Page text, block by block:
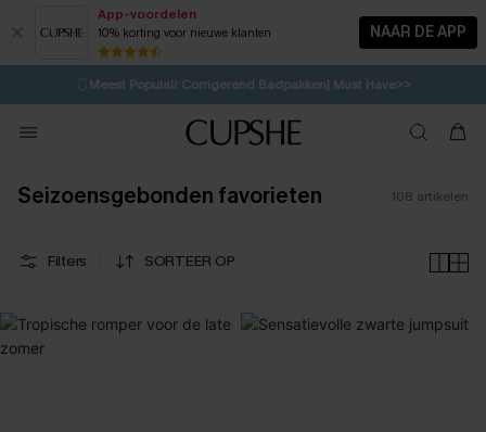
App-voordelen
10% korting voor nieuwe klanten NAAR DE APP
⚡️LAATSTE KANS | Tot 50% korting>>
🩱Meest Populair Corrigerend Badpakken| Must Have>>
💌Abonneer je & ontvang tot 15% korting>>
Koop 3, krijg 15% korting | CODE: SW15
Seizoensgebonden favorieten 108 artikelen
Filters SORTEER OP